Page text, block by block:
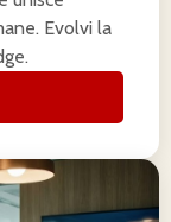
Evolvi la